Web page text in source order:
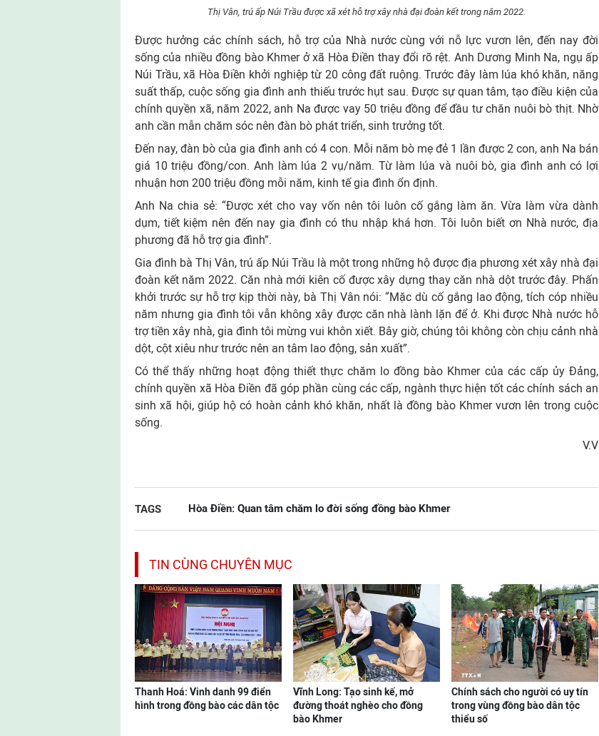
Thị Vân, trú ấp Núi Trầu được xã xét hỗ trợ xây nhà đại đoàn kết trong năm 2022.
Được hưởng các chính sách, hỗ trợ của Nhà nước cùng với nỗ lực vươn lên, đến nay đời
sống của nhiều đồng bào Khmer ở xã Hòa Điền thay đổi rõ rệt. Anh Dương Minh Na, ngụ ấp
Núi Trầu, xã Hòa Điền khởi nghiệp từ 20 công đất ruộng. Trước đây làm lúa khó khăn, năng
suất thấp, cuộc sống gia đình anh thiếu trước hụt sau. Được sự quan tâm, tạo điều kiện của
chính quyền xã, năm 2022, anh Na được vay 50 triệu đồng để đầu tư chăn nuôi bò thịt. Nhờ
anh cần mẫn chăm sóc nên đàn bò phát triển, sinh trưởng tốt.
Đến nay, đàn bò của gia đình anh có 4 con. Mỗi năm bò mẹ đẻ 1 lần được 2 con, anh Na bán
giá 10 triệu đồng/con. Anh làm lúa 2 vụ/năm. Từ làm lúa và nuôi bò, gia đình anh có lợi
nhuận hơn 200 triệu đồng mỗi năm, kinh tế gia đình ổn định.
Anh Na chia sẻ: “Được xét cho vay vốn nên tôi luôn cố gắng làm ăn. Vừa làm vừa dành
dụm, tiết kiệm nên đến nay gia đình có thu nhập khá hơn. Tôi luôn biết ơn Nhà nước, địa
phương đã hỗ trợ gia đình”.
Gia đình bà Thị Vân, trú ấp Núi Trầu là một trong những hộ được địa phương xét xây nhà đại
đoàn kết năm 2022. Căn nhà mới kiên cố được xây dựng thay căn nhà dột trước đây. Phấn
khởi trước sự hỗ trợ kịp thời này, bà Thị Vân nói: “Mặc dù cố gắng lao động, tích cóp nhiều
năm nhưng gia đình tôi vẫn không xây được căn nhà lành lặn để ở. Khi được Nhà nước hỗ
trợ tiền xây nhà, gia đình tôi mừng vui khôn xiết. Bây giờ, chúng tôi không còn chịu cảnh nhà
dột, cột xiêu như trước nên an tâm lao động, sản xuất”.
Có thể thấy những hoạt động thiết thực chăm lo đồng bào Khmer của các cấp ủy Đảng,
chính quyền xã Hòa Điền đã góp phần cùng các cấp, ngành thực hiện tốt các chính sách an
sinh xã hội, giúp hộ có hoàn cảnh khó khăn, nhất là đồng bào Khmer vươn lên trong cuộc
sống.
V.V
TAGS Hòa Điền: Quan tâm chăm lo đời sống đồng bào Khmer
TIN CÙNG CHUYÊN MỤC
Thanh Hoá: Vinh danh 99 điển
hình trong đồng bào các dân tộc
Vĩnh Long: Tạo sinh kế, mở
đường thoát nghèo cho đồng
bào Khmer
Chính sách cho người có uy tín
trong vùng đồng bào dân tộc
thiểu số